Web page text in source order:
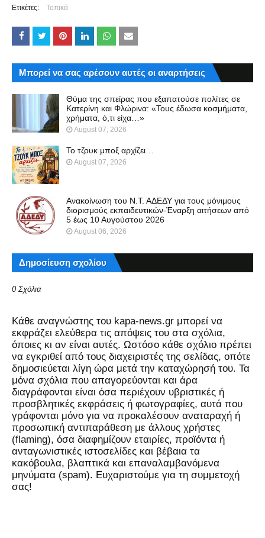
Ετικέτες: Τοπικά
Μπορεί να σας αρέσουν αυτές οι αναρτήσεις
Θύμα της σπείρας που εξαπατούσε πολίτες σε
Κατερίνη και Φλώρινα: «Τους έδωσα κοσμήματα,
χρήματα, ό,τι είχα…»
August 07, 2026
Το τζουκ μπoξ αρχίζει…
August 07, 2026
Ανακοίνωση του Ν.Τ. ΑΔΕΔΥ για τους μόνιμους
διορισμούς εκπαιδευτικών-Έναρξη αιτήσεων από
5 έως 10 Αυγούστου 2026
August 06, 2026
Δημοσίευση σχολίου
0 Σχόλια
Kάθε αναγνώστης του kapa-news.gr μπορεί να
εκφράζει ελεύθερα τις απόψεις του στα σχόλια,
όποιες κι αν είναι αυτές. Ωστόσο κάθε σχόλιο πρέπει
να εγκριθεί από τους διαχειριστές της σελίδας, οπότε
δημοσιεύεται λίγη ώρα μετά την καταχώρησή του. Τα
μόνα σχόλια που απαγορεύονται και άρα
διαγράφονται είναι όσα περιέχουν υβριστικές ή
προσβλητικές εκφράσεις ή φωτογραφίες, αυτά που
γράφονται μόνο για να προκαλέσουν αναταραχή ή
προσωπική αντιπαράθεση με άλλους χρήστες
(flaming), όσα διαφημίζουν εταιρίες, προϊόντα ή
ανταγωνιστικές ιστοσελίδες και βέβαια τα
κακόβουλα, βλαπτικά και επαναλαμβανόμενα
μηνύματα (spam). Ευχαριστούμε για τη συμμετοχή
σας!